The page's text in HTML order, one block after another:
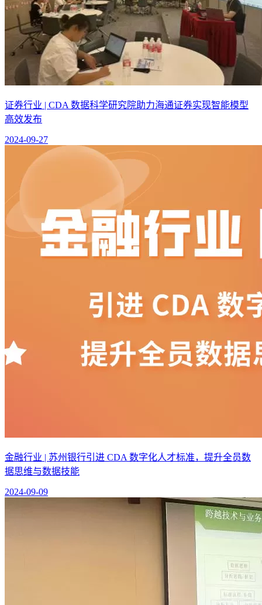
证券行业 | CDA 数据科学研究院助力海通证券实现智能模型
高效发布
2024-09-27
金融行业 | 苏州银行引进 CDA 数字化人才标准，提升全员数
据思维与数据技能
2024-09-09